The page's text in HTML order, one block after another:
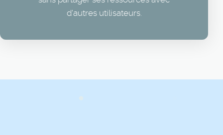
d'autres utilisateurs.